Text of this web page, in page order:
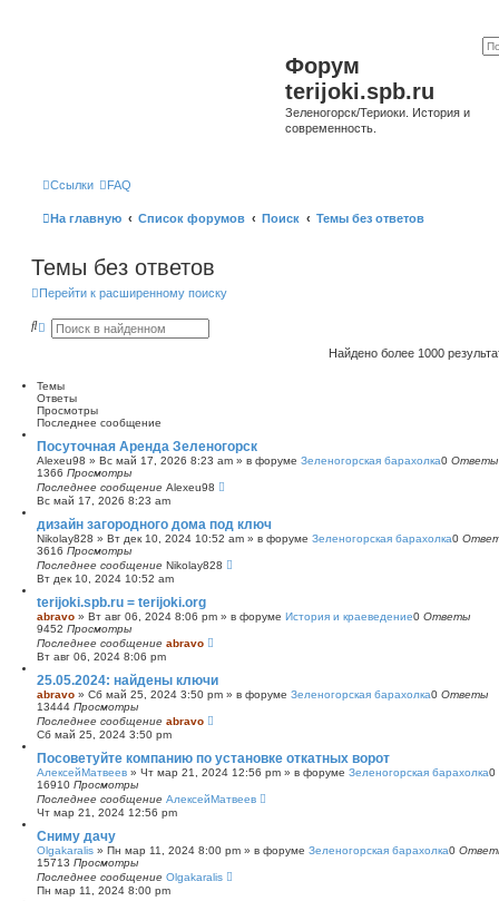
Форум
terijoki.spb.ru
Зеленогорск/Териоки. История и
современность.
Ссылки FAQ
На главную Список форумов Поиск Темы без ответов
Темы без ответов
Перейти к расширенному поиску
П Р
р
е
н
н
ы
й
п
о
и
к
Найдено более 1000
Темы
Ответы
Просмотры
Последнее сообщение
Посуточная Аренда Зеленогорск
Alexeu98 » Вс май 17, 2026 8:23 am » в форуме Зеленогорская барахолка0 Ответы
1366 Просмотры
Последнее сообщение Alexeu98
Вс май 17, 2026 8:23 am
дизайн загородного дома под ключ
Nikolay828 » Вт дек 10, 2024 10:52 am » в форуме Зеленогорская барахолка0
3616 Просмотры
Последнее сообщение Nikolay828
Вт дек 10, 2024 10:52 am
terijoki.spb.ru = terijoki.org
abravo » Вт авг 06, 2024 8:06 pm » в форуме История и краеведение0 Ответы
9452 Просмотры
Последнее сообщение abravo
Вт авг 06, 2024 8:06 pm
25.05.2024: найдены ключи
abravo » Сб май 25, 2024 3:50 pm » в форуме Зеленогорская барахолка0 Ответы
13444 Просмотры
Последнее сообщение abravo
Сб май 25, 2024 3:50 pm
Посоветуйте компанию по установке откатных ворот
АлексейМатвеев » Чт мар 21, 2024 12:56 pm » в форуме Зеленогорская барахолка0
16910 Просмотры
Последнее сообщение АлексейМатвеев
Чт мар 21, 2024 12:56 pm
Сниму дачу
Olgakaralis » Пн мар 11, 2024 8:00 pm » в форуме Зеленогорская барахолка0
15713 Просмотры
Последнее сообщение Olgakaralis
Пн мар 11, 2024 8:00 pm